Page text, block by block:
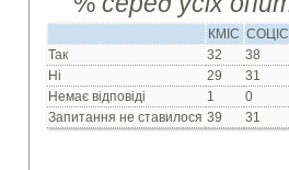
КМІС СОЦІС
Так
32 38
Ні
29 31
Немає відповіді
1 0
Запитання не ставилося 39 31